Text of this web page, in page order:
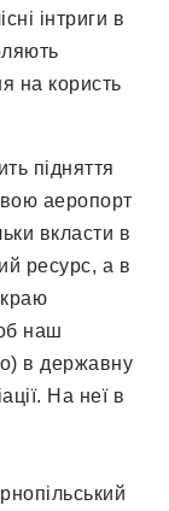
інтриги в
на користь
підняття
аеропорт
вкласти в
ресурс, а в
наш
в державну
На неї в